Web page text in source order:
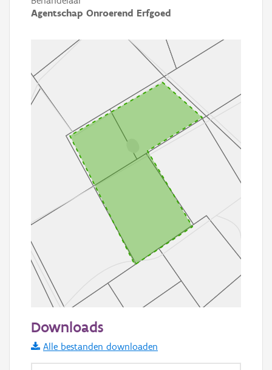
Agentschap Onroerend Erfgoed
Informatie Vlaanderen
i
Downloads
Alle bestanden downloaden